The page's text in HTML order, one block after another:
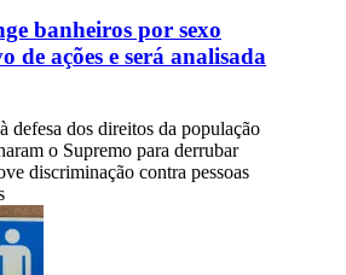
banheiros por sexo
de ações e será analisada
defesa dos direitos da população
o Supremo para derrubar
discriminação contra pessoas